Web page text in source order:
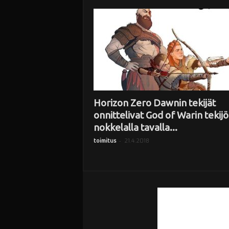
Horizon Zero Dawnin tekijät
onnittelivat God of Warin
nokkelalla tavalla...
toimitus - 21.4.2018